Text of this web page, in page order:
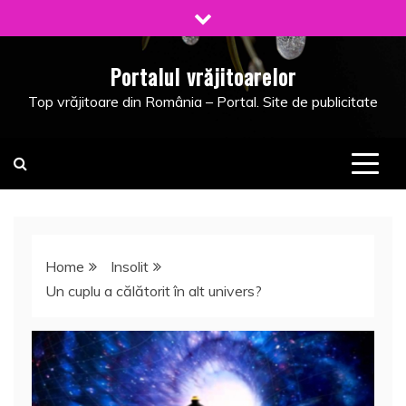
to
Portalul vrăjitoarelor
Top vrăjitoare din România – Portal. Site de publicitate
Home
Insolit
Un cuplu a călătorit în alt univers?